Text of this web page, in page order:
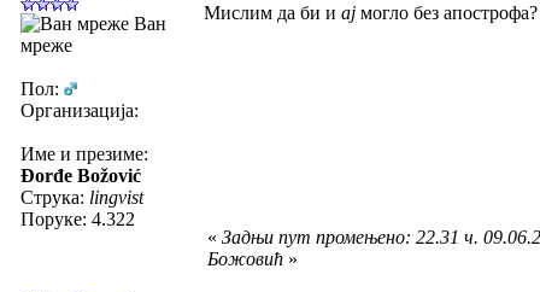
Ван
мреже
Пол:
Организација:
Име и презиме:
Đorđe Božović
Струка: lingvist
Поруке: 4.322
Мислим да би и ај могло без
« Задњи пут промењено: 22.31 ч.
Божовић »